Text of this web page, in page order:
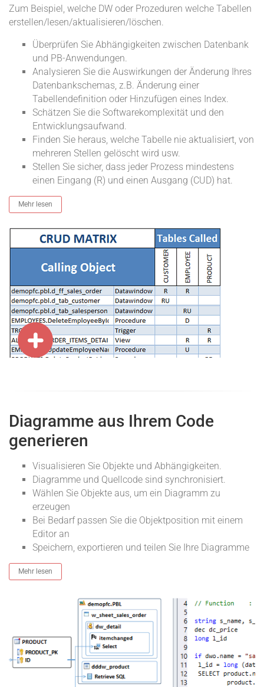
Zum Beispiel, welche DW oder Prozeduren welche Tabellen
erstellen/lesen/aktualisieren/löschen.
Überprüfen Sie Abhängigkeiten zwischen Datenbank
und PB-Anwendungen.
Analysieren Sie die Auswirkungen der Änderung Ihres
Datenbankschemas, z.B. Änderung einer
Tabellendefinition oder Hinzufügen eines Index.
Schätzen Sie die Softwarekomplexität und den
Entwicklungsaufwand.
Finden Sie heraus, welche Tabelle nie aktualisiert, von
mehreren Stellen gelöscht wird usw.
Stellen Sie sicher, dass jeder Prozess mindestens
einen Eingang (R) und einen Ausgang (CUD) hat.
Mehr lesen
Diagramme aus Ihrem Code
generieren
Visualisieren Sie Objekte und Abhängigkeiten.
Diagramme und Quellcode sind synchronisiert.
Wählen Sie Objekte aus, um ein Diagramm zu
erzeugen
Bei Bedarf passen Sie die Objektposition mit einem
Editor an
Speichern, exportieren und teilen Sie Ihre Diagramme
Mehr lesen